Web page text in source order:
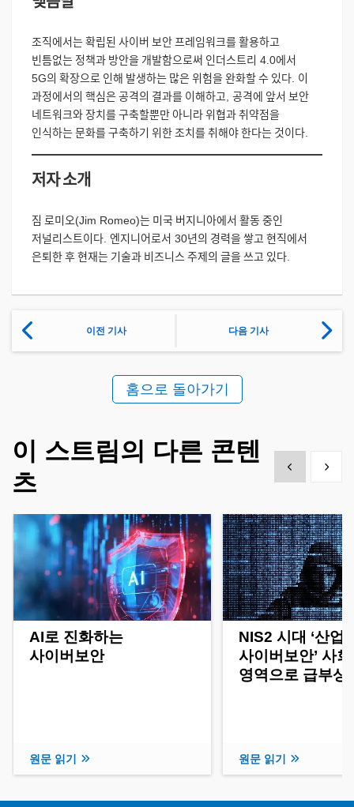
조직에서는확립된 사이버 보안 프레임워크를활용하고
빈틈없는 정책과 방안을 개발함으로써 인더스트리 4.0에서
5G의 확장으로 인해 발생하는 많은위험을완화할수 있다 이
과정에서의 핵심은공격의 결과를 이해하고 공격에 앞서 보안
네트워크와장치를구축할뿐만 아니라위협과취약점을
인식하는문화를구축하기 위한 조치를취해야한다는 것이다
저자소개
짐 로미오(Jim Romeo)는 미국 버지니아에서 활동중인
저널리스트이다 엔지니어로서 30년의 경력을쌓고 현직에서
은퇴한후현재는 기술과 비즈니스 주제의 글을 쓰고 있다
이전 기사 다음 기사
홈으로 돌아가기
이 스트림의 다른 콘텐
츠
Show previous
Show
AI로 진화하는
사이버보안
원문 읽기
NIS2 시대 ‘산업
사이버보안’ 사
영역으로 급부상
원문 읽기